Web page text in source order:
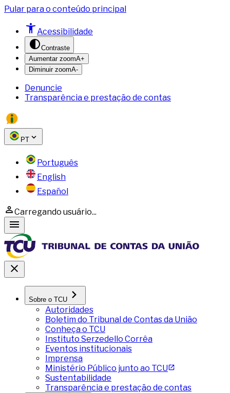
Pular para o conteúdo principal
Acessibilidade
Contraste
Aumentar zoomA+
Diminuir zoomA-
Denuncie
Transparência e prestação de contas
PT
Português
English
Español
Carregando usuário...
Sobre o TCU
Autoridades
Boletim do Tribunal de Contas da União
Conheça o TCU
Instituto Serzedello Corrêa
Eventos institucionais
Imprensa
Ministério Público junto ao TCU
Sustentabilidade
Transparência e prestação de contas